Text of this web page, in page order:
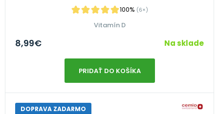
100% (6×)
Vitamín D
8,99€ Na sklade
PRIDAŤ DO KOŠÍKA
DOPRAVA ZADARMO